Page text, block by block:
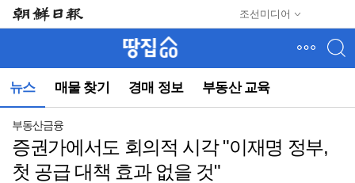
조선미디어
뉴스 매물 찾기 경매 정보 부동산 교육
뉴
(컨
부동산금융
증권가에서도 회의적 시각 "이재명 정부,
첫 공급 대책 효과 없을 것"